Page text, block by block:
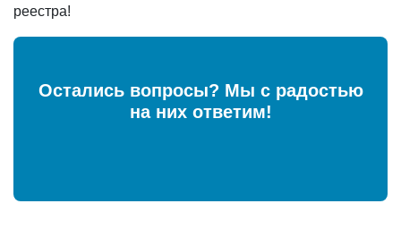
реестра!
Остались вопросы? Мы с радостью
на них ответим!